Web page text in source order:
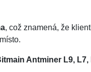
, což znamená, že
Antminer L9,